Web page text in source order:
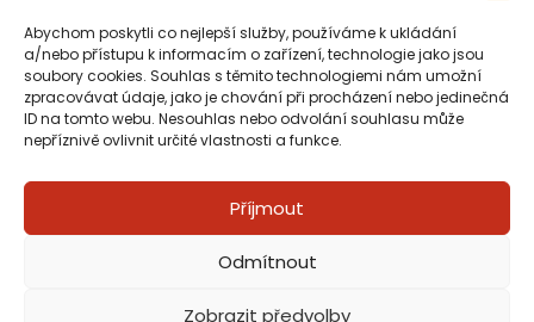
Abychom poskytli co nejlepší služby, používáme k ukládání
a/nebo přístupu k informacím o zařízení, technologie jako jsou
soubory cookies. Souhlas s těmito technologiemi nám umožní
zpracovávat údaje, jako je chování při procházení nebo jedinečná
ID na tomto webu. Nesouhlas nebo odvolání souhlasu může
nepříznivě ovlivnit určité vlastnosti a funkce.
Příjmout
Odmítnout
Zobrazit předvolby
Copyright © Horácká Multifunkční Aréna 2026
Tvorba webu Digiday Creative |Tvorba mobilních aplikací PepiApp